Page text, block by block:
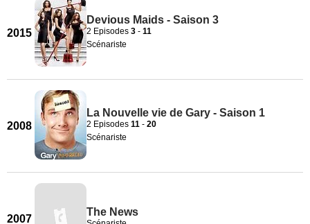
2015
Devious Maids - Saison 3
2 Episodes 3 - 11
Scénariste
2008
La Nouvelle vie de Gary - Saison 1
2 Episodes 11 - 20
Scénariste
2007
The News